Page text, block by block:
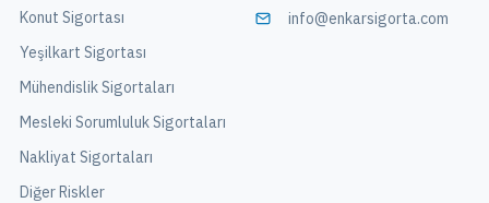
Konut Sigortası
Yeşilkart Sigortası
Mühendislik Sigortaları
Mesleki Sorumluluk Sigortaları
Nakliyat Sigortaları
Diğer Riskler
info@enkarsigorta.com